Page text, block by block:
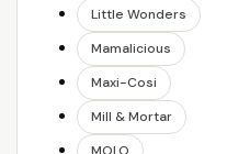
Little Wonders
Mamalicious
Maxi-Cosi
Mill & Mortar